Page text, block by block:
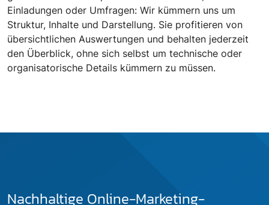
Einladungen oder Umfragen: Wir kümmern uns um
Struktur, Inhalte und Darstellung. Sie profitieren von
übersichtlichen Auswertungen und behalten jederzeit
den Überblick, ohne sich selbst um technische oder
organisatorische Details kümmern zu müssen.
Nachhaltige Online-Marketing-